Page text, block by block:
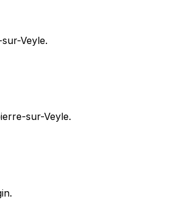
Veyle.
sur-Veyle.